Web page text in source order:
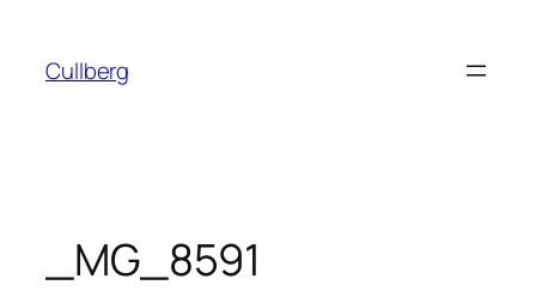
innehåll
Cullberg
_MG_8591